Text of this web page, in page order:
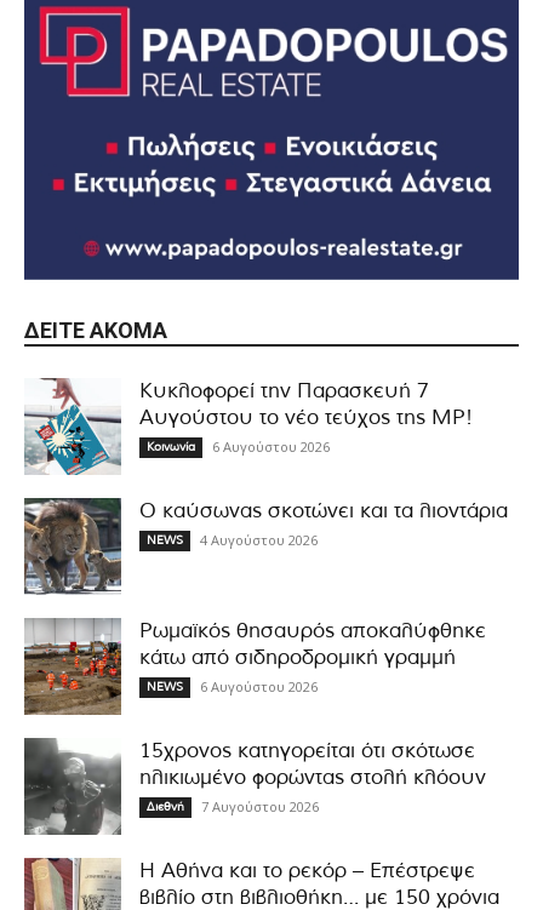
ΔΕΊΤΕ ΑΚΌΜΑ
Κυκλοφορεί την Παρασκευή 7
Αυγούστου το νέο τεύχος της MP!
Κοινωνία 6 Αυγούστου 2026
Ο καύσωνας σκοτώνει και τα λιοντάρια
NEWS 4 Αυγούστου 2026
Ρωμαϊκός θησαυρός αποκαλύφθηκε
κάτω από σιδηροδρομική γραμμή
NEWS 6 Αυγούστου 2026
15χρονος κατηγορείται ότι σκότωσε
ηλικιωμένο φορώντας στολή κλόουν
Διεθνή 7 Αυγούστου 2026
Η Αθήνα και το ρεκόρ – Επέστρεψε
βιβλίο στη βιβλιοθήκη… με 150 χρόνια